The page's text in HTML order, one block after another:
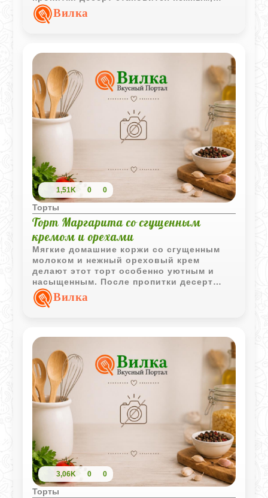
ароматным и буквально тает при каждом
кусочке.
Вилка
1,51K 0 0
Торты
Торт Маргарита со сгущенным
кремом и орехами
Мягкие домашние коржи со сгущенным
молоком и нежный ореховый крем
делают этот торт особенно уютным и
насыщенным. После пропитки десерт
становится мягким, ароматным и отлично
подходит для семейного чаепития.
Вилка
3,06K 0 0
Торты